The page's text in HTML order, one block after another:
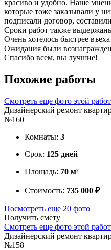
красиво и удобно. Наше
которые тоже заказывали у
подписали договор,
Сроки работ также
Очень хотелось быстрее
Ожидания были
Спасибо всем, вы лучшие!
Похожие работы
Смотреть еще фото этой
Дизайнерский ремонт
№160
Комнаты: 3
Срок: 125 дней
Площадь: 70 м²
Стоимость: 735 000 ₽
Посмотреть еще 20 фото
Получить смету
Смотреть еще фото этой
Дизайнерский ремонт
№158